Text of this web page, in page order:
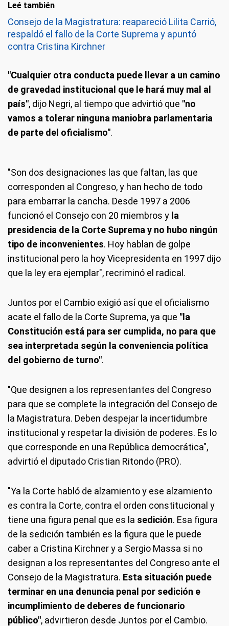
Leé también
Consejo de la Magistratura: reapareció Lilita Carrió,
respaldó el fallo de la Corte Suprema y apuntó
contra Cristina Kirchner
"Cualquier otra conducta puede llevar a un camino
de gravedad institucional que le hará muy mal al
país", dijo Negri, al tiempo que advirtió que "no
vamos a tolerar ninguna maniobra parlamentaria
de parte del oficialismo".
"Son dos designaciones las que faltan, las que
corresponden al Congreso, y han hecho de todo
para embarrar la cancha. Desde 1997 a 2006
funcionó el Consejo con 20 miembros y la
presidencia de la Corte Suprema y no hubo ningún
tipo de inconvenientes. Hoy hablan de golpe
institucional pero la hoy Vicepresidenta en 1997 dijo
que la ley era ejemplar", recriminó el radical.
Juntos por el Cambio exigió así que el oficialismo
acate el fallo de la Corte Suprema, ya que "la
Constitución está para ser cumplida, no para que
sea interpretada según la conveniencia política
del gobierno de turno".
"Que designen a los representantes del Congreso
para que se complete la integración del Consejo de
la Magistratura. Deben despejar la incertidumbre
institucional y respetar la división de poderes. Es lo
que corresponde en una República democrática",
advirtió el diputado Cristian Ritondo (PRO).
"Ya la Corte habló de alzamiento y ese alzamiento
es contra la Corte, contra el orden constitucional y
tiene una figura penal que es la sedición. Esa figura
de la sedición también es la figura que le puede
caber a Cristina Kirchner y a Sergio Massa si no
designan a los representantes del Congreso ante el
Consejo de la Magistratura. Esta situación puede
terminar en una denuncia penal por sedición e
incumplimiento de deberes de funcionario
público", advirtieron desde Juntos por el Cambio.